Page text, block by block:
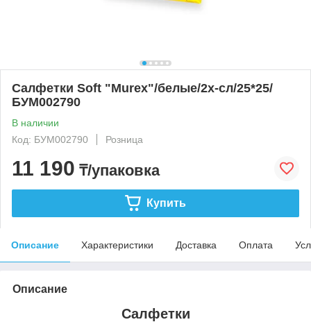
Салфетки Soft "Murex"/белые/2х-сл/25*25/
БУМ002790
В наличии
Код: БУМ002790
Розница
11 190 ₸/упаковка
Купить
Описание Характеристики Доставка Оплата
Описание
Салфетки